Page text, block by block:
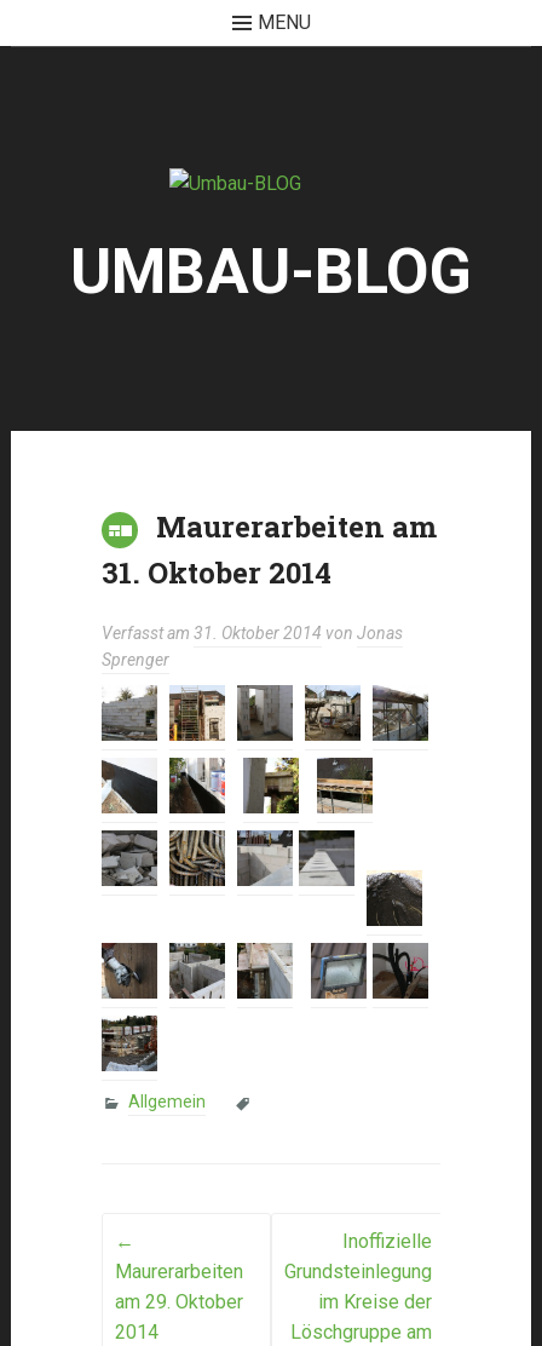
MENU
UMBAU-BLOG
Maurerarbeiten am
31. Oktober 2014
Verfasst am 31. Oktober 2014 von Jonas
Sprenger
Allgemein
Post
navigation
←
Maurerarbeiten
am 29. Oktober
2014
Inoffizielle
Grundsteinlegung
im Kreise der
Löschgruppe am